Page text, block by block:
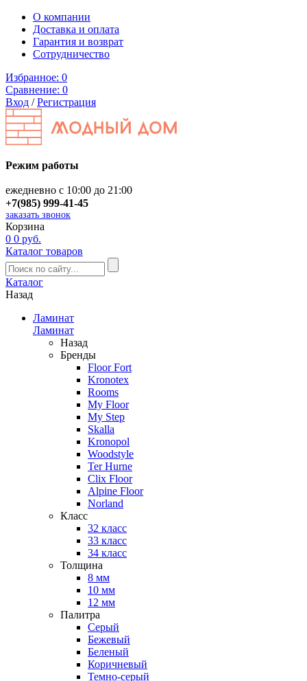
О компании
Доставка и оплата
Гарантия и возврат
Сотрудничество
Избранное: 0
Сравнение: 0
Вход /Регистрация
Режим работы
ежедневно с 10:00 до 21:00
+7(985) 999-41-45
заказать звонок
Корзина
0 0 руб.
Каталог товаров
Каталог
Назад
Ламинат
Ламинат
Назад
Бренды
Floor Fort
Kronotex
Rooms
My Floor
My Step
Skalla
Kronopol
Woodstyle
Ter Hurne
Clix Floor
Alpine Floor
Norland
Класс
32 класс
33 класс
34 класс
Толщина
8 мм
10 мм
12 мм
Палитра
Серый
Бежевый
Беленый
Коричневый
Темно-серый